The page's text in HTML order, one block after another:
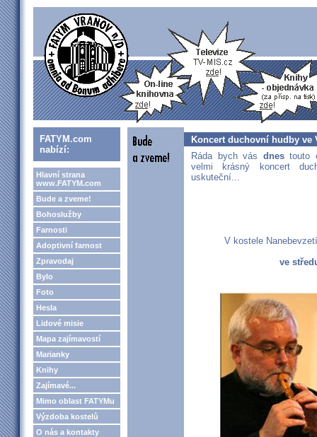
FATYM.com
nabízí:
Hlavní strana
www.FATYM.com
Bude a zveme!
Bohoslužby
Farnosti
Adoptivní farnost
Zpravodaj
Bylo
Foto
Hesla
Lidové misie
Mapa zajímavostí
Marianky
Knihy
Zajímavé...
Mimo oblast FATYMu
Výzdoba kostelů
O nás a kontakty
Koncert duchovní hudby ve
Ráda bych vás dnestouto
velmi krásný koncert
uskuteční...
V kostele
ve